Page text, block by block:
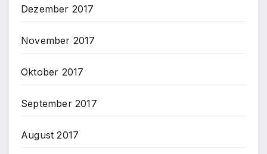
Dezember 2017
November 2017
Oktober 2017
September 2017
August 2017